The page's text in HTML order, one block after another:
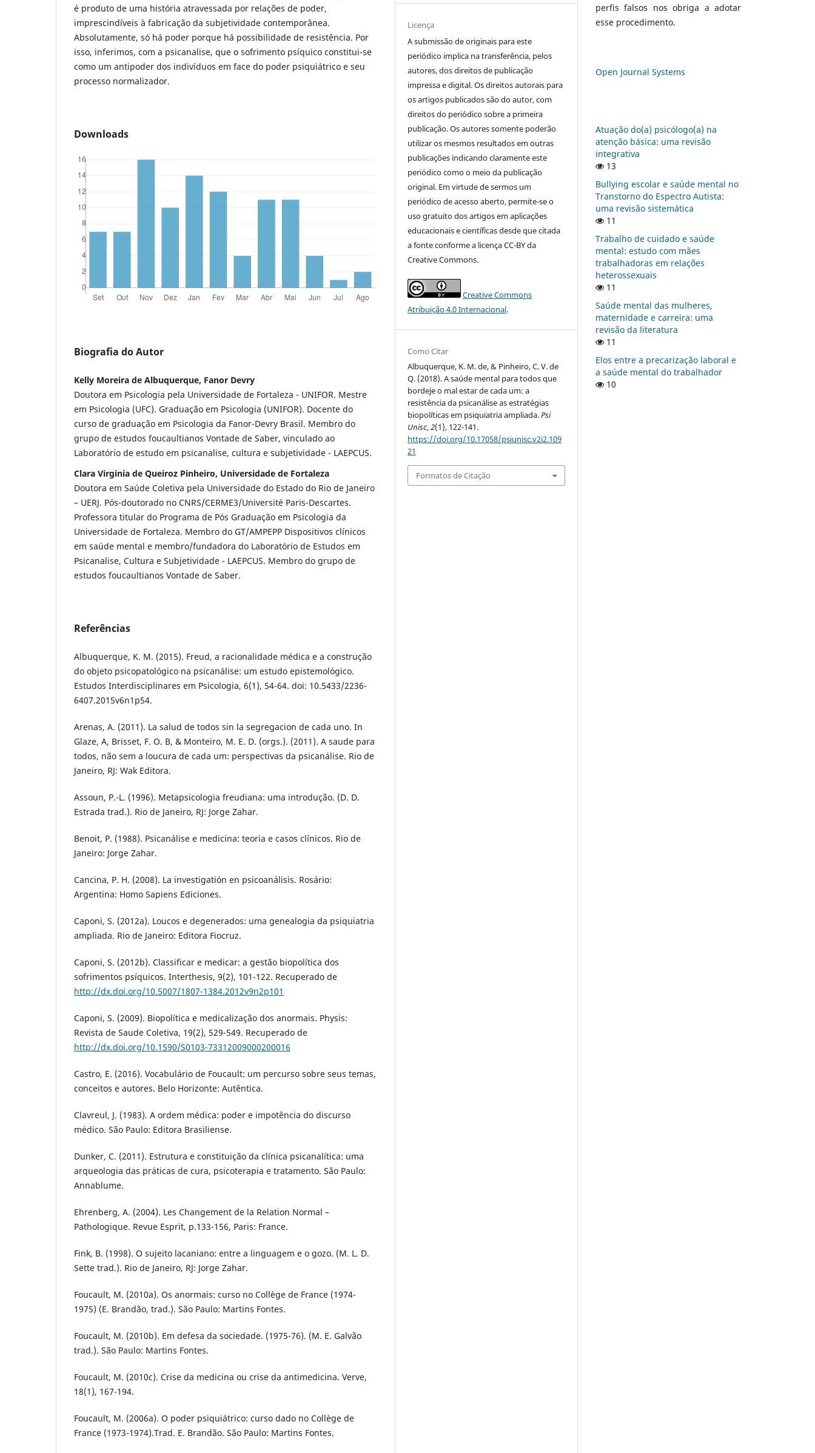
é produto de uma história atravessada por relações de poder,
imprescindíveis à fabricação da subjetividade contemporânea.
Absolutamente, só há poder porque há possibilidade de resistência. Por
isso, inferimos, com a psicanalise, que o sofrimento psíquico constitui-se
como um antipoder dos indivíduos em face do poder psiquiátrico e seu
processo normalizador.
Downloads
Biografia do Autor
Kelly Moreira de Albuquerque, Fanor Devry
Doutora em Psicologia pela Universidade de Fortaleza - UNIFOR. Mestre
em Psicologia (UFC). Graduação em Psicologia (UNIFOR). Docente do
curso de graduação em Psicologia da Fanor-Devry Brasil. Membro do
grupo de estudos foucaultianos Vontade de Saber, vinculado ao
Laboratório de estudo em psicanalise, cultura e subjetividade - LAEPCUS.
Clara Virginia de Queiroz Pinheiro, Universidade de Fortaleza
Doutora em Saúde Coletiva pela Universidade do Estado do Rio de Janeiro
– UERJ. Pós-doutorado no CNRS/CERME3/Université Paris-Descartes.
Professora titular do Programa de Pós Graduação em Psicologia da
Universidade de Fortaleza. Membro do GT/AMPEPP Dispositivos clínicos
em saúde mental e membro/fundadora do Laboratório de Estudos em
Psicanalise, Cultura e Subjetividade - LAEPCUS. Membro do grupo de
estudos foucaultianos Vontade de Saber.
Referências
Albuquerque, K. M. (2015). Freud, a racionalidade médica e a construção
do objeto psicopatológico na psicanálise: um estudo epistemológico.
Estudos Interdisciplinares em Psicologia, 6(1), 54-64. doi: 10.5433/2236-
6407.2015v6n1p54.
Arenas, A. (2011). La salud de todos sin la segregacion de cada uno. In
Glaze, A, Brisset, F. O. B, & Monteiro, M. E. D. (orgs.). (2011). A saude para
todos, não sem a loucura de cada um: perspectivas da psicanálise. Rio de
Janeiro, RJ: Wak Editora.
Assoun, P.-L. (1996). Metapsicologia freudiana: uma introdução. (D. D.
Estrada trad.). Rio de Janeiro, RJ: Jorge Zahar.
Benoit, P. (1988). Psicanálise e medicina: teoria e casos clínicos. Rio de
Janeiro: Jorge Zahar.
Cancina, P. H. (2008). La investigatión en psicoanálisis. Rosário:
Argentina: Homo Sapiens Ediciones.
Caponi, S. (2012a). Loucos e degenerados: uma genealogia da psiquiatria
ampliada. Rio de Janeiro: Editora Fiocruz.
Caponi, S. (2012b). Classificar e medicar: a gestão biopolítica dos
sofrimentos psíquicos. Interthesis, 9(2), 101-122. Recuperado de
http://dx.doi.org/10.5007/1807-1384.2012v9n2p101
Caponi, S. (2009). Biopolítica e medicalização dos anormais. Physis:
Revista de Saude Coletiva, 19(2), 529-549. Recuperado de
http://dx.doi.org/10.1590/S0103-73312009000200016
Castro, E. (2016). Vocabulário de Foucault: um percurso sobre seus temas,
conceitos e autores. Belo Horizonte: Autêntica.
Clavreul, J. (1983). A ordem médica: poder e impotência do discurso
médico. São Paulo: Editora Brasiliense.
Dunker, C. (2011). Estrutura e constituição da clínica psicanalítica: uma
arqueologia das práticas de cura, psicoterapia e tratamento. São Paulo:
Annablume.
Ehrenberg, A. (2004). Les Changement de la Relation Normal –
Pathologique. Revue Esprit, p.133-156, Paris: France.
Fink, B. (1998). O sujeito lacaniano: entre a linguagem e o gozo. (M. L. D.
Sette trad.). Rio de Janeiro, RJ: Jorge Zahar.
Foucault, M. (2010a). Os anormais: curso no Collège de France (1974-
1975) (E. Brandão, trad.). São Paulo: Martins Fontes.
Foucault, M. (2010b). Em defesa da sociedade. (1975-76). (M. E. Galvão
trad.). São Paulo: Martins Fontes.
Foucault, M. (2010c). Crise da medicina ou crise da antimedicina. Verve,
18(1), 167-194.
Foucault, M. (2006a). O poder psiquiátrico: curso dado no Collège de
France (1973-1974).Trad. E. Brandão. São Paulo: Martins Fontes.
Licença
A submissão de originais para este
periódico implica na transferência, pelos
autores, dos direitos de publicação
impressa e digital. Os direitos autorais para
os artigos publicados são do autor, com
direitos do periódico sobre a primeira
publicação. Os autores somente poderão
utilizar os mesmos resultados em outras
publicações indicando claramente este
periódico como o meio da publicação
original. Em virtude de sermos um
periódico de acesso aberto, permite-se o
uso gratuito dos artigos em aplicações
educacionais e científicas desde que citada
a fonte conforme a licença CC-BY da
Creative Commons.
Creative Commons
Atribuição 4.0 Internacional.
Como Citar
Albuquerque, K. M. de, & Pinheiro, C. V. de
Q. (2018). A saúde mental para todos que
bordeje o mal estar de cada um: a
resistência da psicanálise as estratégias
biopolíticas em psiquiatria ampliada.Psi
Unisc,2(1), 122-141.
https://doi.org/10.17058/psiunisc.v2i2.109
21
Formatos de Citação
perfis falsos nos obriga a adotar
esse procedimento.
Open Journal Systems
Atuação do(a) psicólogo(a) na
atenção básica: uma revisão
integrativa
13
Bullying escolar e saúde mental no
Transtorno do Espectro Autista:
uma revisão sistemática
11
Trabalho de cuidado e saúde
mental: estudo com mães
trabalhadoras em relações
heterossexuais
11
Saúde mental das mulheres,
maternidade e carreira: uma
revisão da literatura
11
Elos entre a precarização laboral e
a saúde mental do trabalhador
10